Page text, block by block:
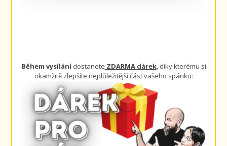
Během vysílánídostanete ZDARMA dárek, díky kterému si
okamžitě zlepšíte nejdůležitější část vašeho spánku: